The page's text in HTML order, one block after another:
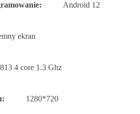
Android 12
ekran
4 core 1.3 Ghz
1280*720